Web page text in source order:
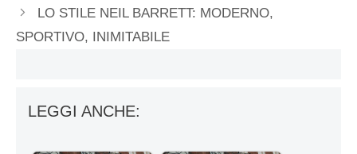
LO STILE NEIL BARRETT: MODERNO,
SPORTIVO, INIMITABILE
LEGGI ANCHE: